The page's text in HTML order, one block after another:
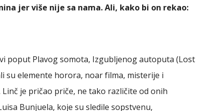
jer više nije sa nama. Ali, kako bi on rekao:
poput Plavog somota, Izgubljenog autoputa (Lost
su elemente horora, noar filma, misterije i
je pričao priče, ne tako različite od onih
Bunjuela, koje su sledile sopstvenu,